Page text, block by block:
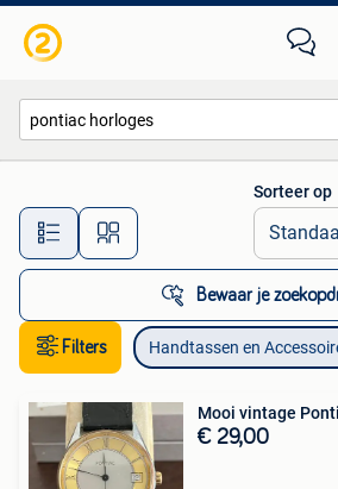
Alle afstanden…
Sorteer op
Bewaar je
Filters Handtassen en
Mooi vintage
€ 29,00